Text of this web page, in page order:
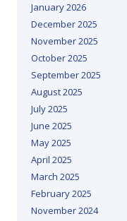
January 2026
December 2025
November 2025
October 2025
September 2025
August 2025
July 2025
June 2025
May 2025
April 2025
March 2025
February 2025
November 2024